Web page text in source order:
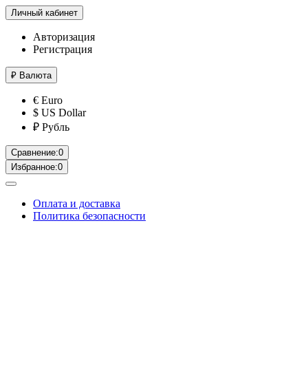
Личный кабинет
Авторизация
Регистрация
₽ Валюта
€ Euro
$ US Dollar
₽ Рубль
Сравнение:0
Избранное:0
Оплата и доставка
Политика безопасности